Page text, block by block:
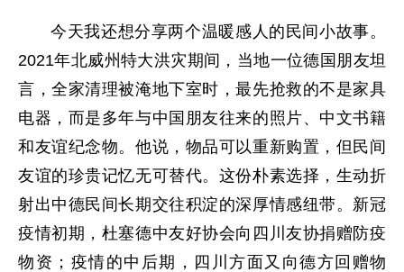
今天我还想分享两个温暖感人的民间小故事。
2021年北威州特大洪灾期间，当地一位德国朋友坦
言，全家清理被淹地下室时，最先抢救的不是家具
电器，而是多年与中国朋友往来的照片、中文书籍
和友谊纪念物。他说，物品可以重新购置，但民间
友谊的珍贵记忆无可替代。这份朴素选择，生动折
射出中德民间长期交往积淀的深厚情感纽带。 新冠
疫情初期，杜塞德中友好协会向四川友协捐赠防疫
物资；疫情的中后期，四川方面又向德方回赠物